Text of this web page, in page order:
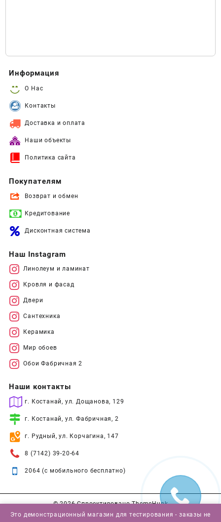
Информация
О Нас
Контакты
Доставка и оплата
Наши объекты
Политика сайта
Покупателям
Возврат и обмен
Кредитование
Дисконтная система
Наш Instagram
Линолеум и ламинат
Кровля и фасад
Двери
Сантехника
Керамика
Мир обоев
Обои Фабричная 2
Наши контакты
г. Костанай, ул. Дощанова, 129
г. Костанай, ул. Фабричная, 2
г. Рудный, ул. Корчагина, 147
8 (7142) 39-20-64
2064 (с мобильного бесплатно)
© 2026Спроектировано ThemeHunk
Это демонстрационный магазин для тестирования - заказы не